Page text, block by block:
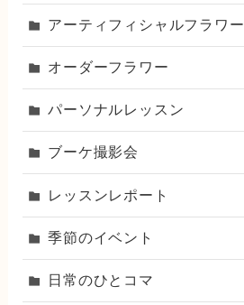
アーティフィシャルフラワー
オーダーフラワー
パーソナルレッスン
ブーケ撮影会
レッスンレポート
季節のイベント
日常のひとコマ